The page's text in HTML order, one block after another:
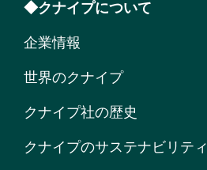
◆クナイプについて
企業情報
世界のクナイプ
クナイプ社の歴史
クナイプのサステナビリティ